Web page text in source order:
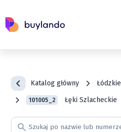
Katalog główny Łódzkie
101005_2 Łęki Szlacheckie